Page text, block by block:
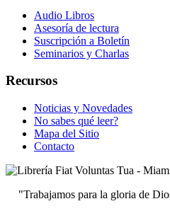
Audio Libros
Asesoría de lectura
Suscripción a Boletín
Seminarios y Charlas
Recursos
Noticias y Novedades
No sabes qué leer?
Mapa del Sitio
Contacto
"Trabajamos para la gloria de